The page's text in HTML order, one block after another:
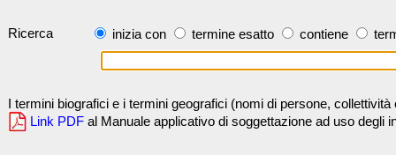
Ricerca inizia con termine esatto contiene
I termini biografici e i termini geografici (nomi di persone,
Link PDF al Manuale applicativo di soggettazione ad uso degli